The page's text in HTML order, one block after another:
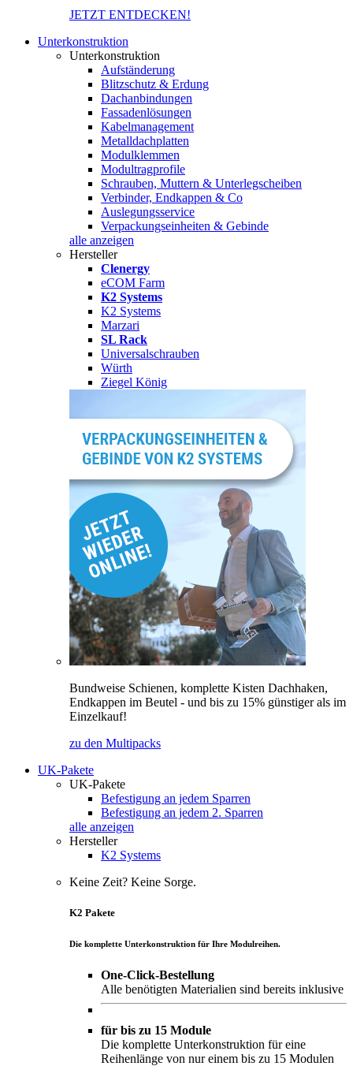
JETZT ENTDECKEN!
Unterkonstruktion
Unterkonstruktion
Aufständerung
Blitzschutz & Erdung
Dachanbindungen
Fassadenlösungen
Kabelmanagement
Metalldachplatten
Modulklemmen
Modultragprofile
Schrauben, Muttern & Unterlegscheiben
Verbinder, Endkappen & Co
Auslegungsservice
Verpackungseinheiten & Gebinde
alle anzeigen
Hersteller
Clenergy
eCOM Farm
K2 Systems
K2 Systems
Marzari
SL Rack
Universalschrauben
Würth
Ziegel König
Bundweise Schienen, komplette Kisten Dachhaken,
Endkappen im Beutel - und bis zu 15% günstiger als im
Einzelkauf!
zu den Multipacks
UK-Pakete
UK-Pakete
Befestigung an jedem Sparren
Befestigung an jedem 2. Sparren
alle anzeigen
Hersteller
K2 Systems
Keine Zeit? Keine Sorge.
K2 Pakete
Die komplette Unterkonstruktion für Ihre Modulreihen.
One-Click-Bestellung
Alle benötigten Materialien sind bereits inklusive
für bis zu 15 Module
Die komplette Unterkonstruktion für eine
Reihenlänge von nur einem bis zu 15 Modulen